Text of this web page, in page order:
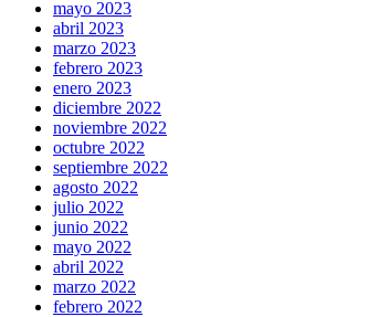
mayo 2023
abril 2023
marzo 2023
febrero 2023
enero 2023
diciembre 2022
noviembre 2022
octubre 2022
septiembre 2022
agosto 2022
julio 2022
junio 2022
mayo 2022
abril 2022
marzo 2022
febrero 2022